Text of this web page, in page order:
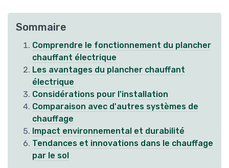
Sommaire
Comprendre le fonctionnement du plancher
chauffant électrique
Les avantages du plancher chauffant
électrique
Considérations pour l'installation
Comparaison avec d'autres systèmes de
chauffage
Impact environnemental et durabilité
Tendances et innovations dans le chauffage
par le sol